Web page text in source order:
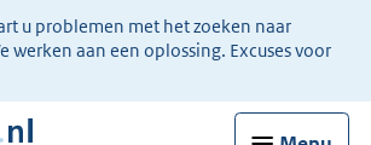
u problemen met het zoeken naar
werken aan een oplossing. Excuses voor